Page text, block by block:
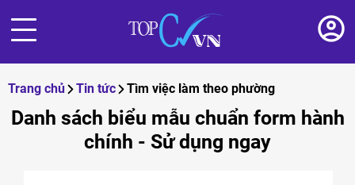
Trang chủ Tin tức Tìm việc làm theo phường
Danh sách biểu mẫu chuẩn form hành
chính - Sử dụng ngay